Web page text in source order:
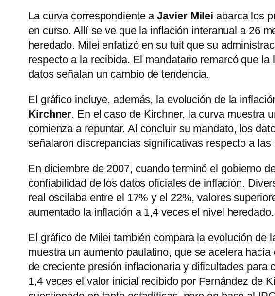
La curva correspondiente aJavier Milei abarca los
en curso. Allí se ve que la inflación interanual a 26
heredado. Milei enfatizó en su tuit que su
respecto a la recibida. El mandatario remarcó que
datos señalan un cambio de tendencia.
El gráfico incluye, además, la evolución de la
Kirchner. En el caso de Kirchner, la curva muestra
comienza a repuntar. Al concluir su mandato, los
señalaron discrepancias significativas respecto a
En diciembre de 2007, cuando terminó el gobierno
confiabilidad de los datos oficiales de inflación.
real oscilaba entre el 17% y el 22%, valores
aumentado la inflación a 1,4 veces el nivel heredado.
El gráfico de Milei también compara la evolución de
muestra un aumento paulatino, que se acelera
de creciente presión inflacionaria y dificultades
1,4 veces el valor inicial recibido por Fernández de